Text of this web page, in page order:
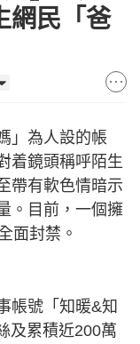
網民「爸
」為人設的帳
着鏡頭稱呼陌生
帶有軟色情暗示
。目前，一個擁
面封禁。
帳號「知暖&知
及累積近200萬